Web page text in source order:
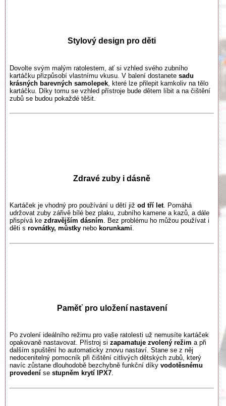
Stylový design pro děti
Dovolte svým malým ratolestem, ať si vzhled svého zubního
kartáčku přizpůsobí vlastnímu vkusu. V balení dostanete sadu
krásných barevných samolepek , které lze přilepit kamkoliv na tělo
kartáčku. Díky tomu se vzhled přístroje bude dětem líbit a na čištění
zubů se budou pokaždé těšit.
Zdravé zuby i dásně
Kartáček je vhodný pro používání u dětí již od tří let. Pomáhá
udržovat zuby zářivě bílé bez plaku, zubního kamene a kazů, a dále
přispívá ke zdravějším dásním . Bez problému ho můžou používat i
děti s rovnátky, můstky nebo korunkami
Paměť pro uložení nastavení
Po zvolení ideálního režimu pro vaše ratolesti už nemusíte kartáček
opakovaně nastavovat. Přístroj si zapamatuje zvolený režim a při
dalším spuštění ho automaticky znovu nastaví. Stane se z něj
nedocenitelný pomocník při čištění citlivých dětských zubů, který
navíc zůstane dlouhodobě bezchybně funkční díky vodotěsnému
provedení se stupněm krytí IPX7.